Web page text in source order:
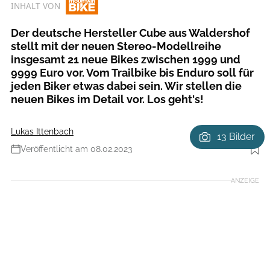
INHALT VON
Der deutsche Hersteller Cube aus Waldershof
stellt mit der neuen Stereo-Modellreihe
insgesamt 21 neue Bikes zwischen 1999 und
9999 Euro vor. Vom Trailbike bis Enduro soll für
jeden Biker etwas dabei sein. Wir stellen die
neuen Bikes im Detail vor. Los geht's!
Lukas Ittenbach
Veröffentlicht am 08.02.2023
Foto: Christian Kohlhausen
13 Bilder
ANZEIGE